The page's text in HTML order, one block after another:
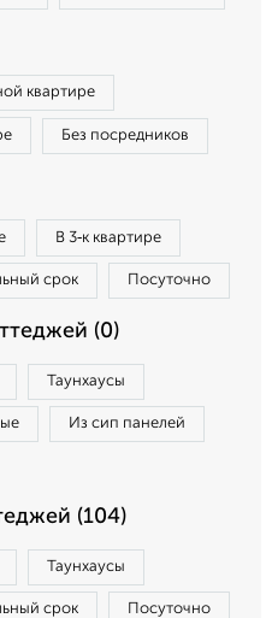
квартире
Без посредников
В 3‑к квартире
срок Посуточно
(0)
Таунхаусы
Из сип панелей
(104)
Таунхаусы
срок Посуточно